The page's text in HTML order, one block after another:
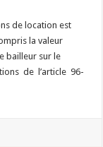
de location est
la valeur
bailleur sur le
de l’article 96-